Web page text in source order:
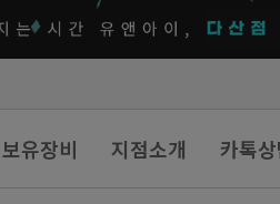
보유장비 지점소개 카톡